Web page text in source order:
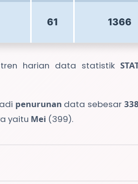
61 1366
harian data statistik
penurunan data sebesar 338
yaitu Mei (399).